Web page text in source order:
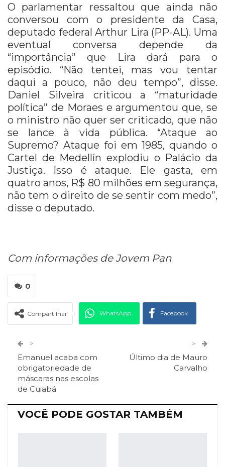
O parlamentar ressaltou que ainda não
conversou com o presidente da Casa,
deputado federal Arthur Lira (PP-AL). Uma
eventual conversa depende da
“importância” que Lira dará para o
episódio. “Não tentei, mas vou tentar
daqui a pouco, não deu tempo”, disse.
Daniel Silveira criticou a “maturidade
política” de Moraes e argumentou que, se
o ministro não quer ser criticado, que não
se lance à vida pública. “Ataque ao
Supremo? Ataque foi em 1985, quando o
Cartel de Medellín explodiu o Palácio da
Justiça. Isso é ataque. Ele gasta, em
quatro anos, R$ 80 milhões em segurança,
não tem o direito de se sentir com medo”,
disse o deputado.
Com informações de Jovem Pan
0
Compartilhar WhatsApp Facebook
Facebook Messenger
>
Emanuel acaba com
obrigatoriedade de
máscaras nas escolas
de Cuiabá
>
Último dia de Mauro
Carvalho
VOCÊ PODE GOSTAR TAMBÉM